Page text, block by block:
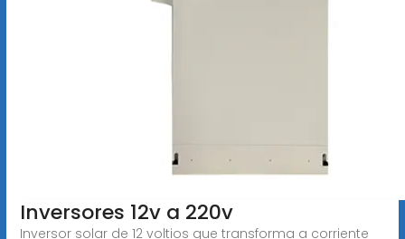
Inversores 12v a 220v
Inversor solar de 12 voltios que transforma a corriente